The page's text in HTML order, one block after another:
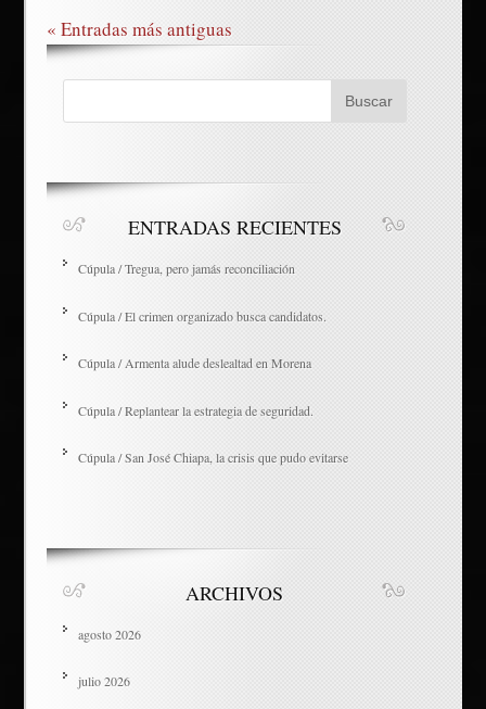
« Entradas más antiguas
ENTRADAS RECIENTES
Cúpula / Tregua, pero jamás reconciliación
Cúpula / El crimen organizado busca candidatos.
Cúpula / Armenta alude deslealtad en Morena
Cúpula / Replantear la estrategia de seguridad.
Cúpula / San José Chiapa, la crisis que pudo evitarse
ARCHIVOS
agosto 2026
julio 2026